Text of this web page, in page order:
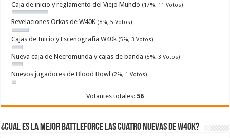
Caja de inicio y reglamento del Viejo Mundo (17%, 11 Votos)
Revelaciones Orkas de W40K (8%, 5 Votos)
Cajas de Inicio y Escenografia W40k (5%, 3 Votos)
Nueva caja de Necromunda y cajas de banda (5%, 3 Votos)
Nuevos jugadores de Blood Bowl (2%, 1 Votos)
Votantes totales: 56
¿Cual es la mejor Battleforce las cuatro nuevas de W40k?